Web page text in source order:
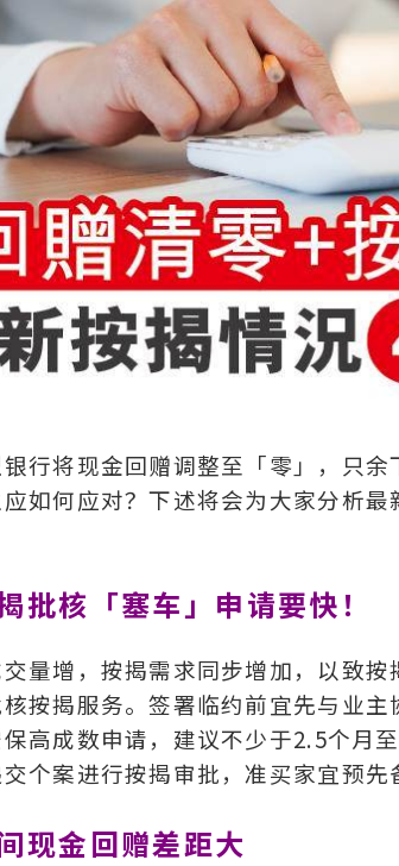
行将现金回赠调整至「零」，只余
如何应对？下述将会为大家分析
批核「塞车」申请要快！
量增，按揭需求同步增加，以致按
按揭服务。签署临约前宜先与业
保高成数申请，建议不少于2.5个月
个案进行按揭审批，准买家宜预先
现金回赠差距大